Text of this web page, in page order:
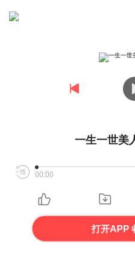
一生一世美
00:00
打开APP